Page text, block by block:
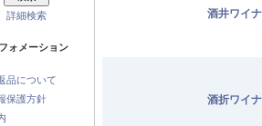
詳細検索
メーション
品について
保護方針
酒井ワイ
酒折ワイ